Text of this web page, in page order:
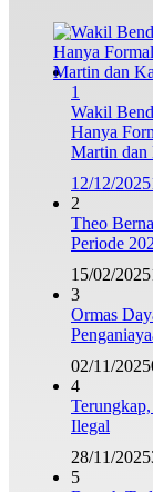
1
Wakil
Hanya
Martin dan
12/12/2025
2
Theo
Periode
15/02/2025
3
Ormas
02/11/2025
4
Ilegal
28/11/2025
5